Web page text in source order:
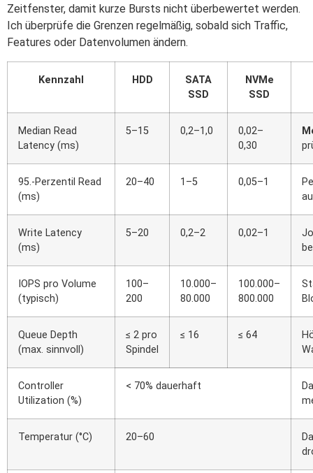
Zeitfenster, damit kurze Bursts nicht überbewertet werden.
Ich überprüfe die Grenzen regelmäßig, sobald sich Traffic,
Features oder Datenvolumen ändern.
Kennzahl HDD
SATA
SSD
NVMe
SSD
Median Read
Latency (ms)
5–15 0,2–1,0
0,02–
0,30
95.-Perzentil Read
(ms)
20–40 1–5 0,05–1
Write Latency
(ms)
5–20 0,2–2 0,02–1
IOPS pro Volume
(typisch)
100–
200
10.000–
80.000
100.000–
800.000
Queue Depth
(max. sinnvoll)
≤ 2 pro
Spindel
≤ 16 ≤ 64
Controller
Utilization (%)
< 70% dauerhaft
Temperatur (°C) 20–60